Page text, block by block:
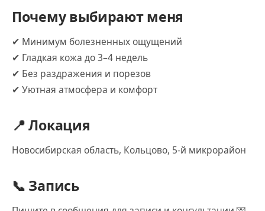
Почему выбирают меня
✔ Минимум болезненных ощущений
✔ Гладкая кожа до 3–4 недель
✔ Без раздражения и порезов
✔ Уютная атмосфера и комфорт
📍 Локация
Новосибирская область, Кольцово, 5-й микрорайон
📞 Запись